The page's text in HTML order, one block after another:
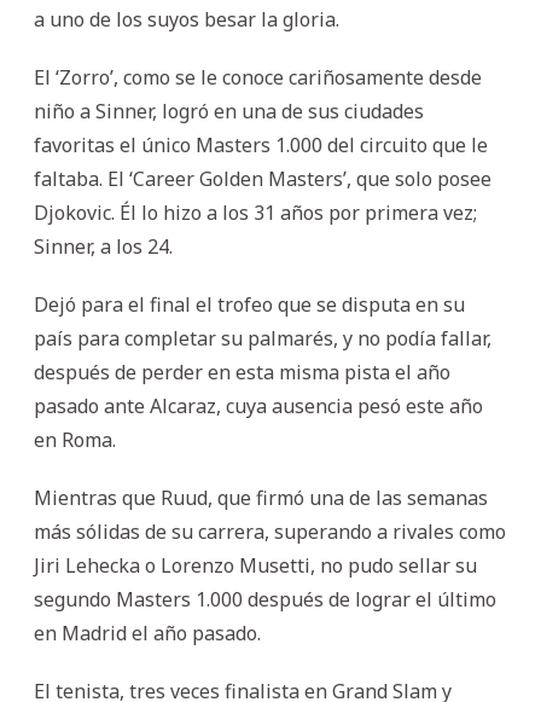
a uno de los suyos besar la gloria.
El ‘Zorro’, como se le conoce cariñosamente desde
niño a Sinner, logró en una de sus ciudades
favoritas el único Masters 1.000 del circuito que le
faltaba. El ‘Career Golden Masters’, que solo posee
Djokovic. Él lo hizo a los 31 años por primera vez;
Sinner, a los 24.
Dejó para el final el trofeo que se disputa en su
país para completar su palmarés, y no podía fallar,
después de perder en esta misma pista el año
pasado ante Alcaraz, cuya ausencia pesó este año
en Roma.
Mientras que Ruud, que firmó una de las semanas
más sólidas de su carrera, superando a rivales como
Jiri Lehecka o Lorenzo Musetti, no pudo sellar su
segundo Masters 1.000 después de lograr el último
en Madrid el año pasado.
El tenista, tres veces finalista en Grand Slam y